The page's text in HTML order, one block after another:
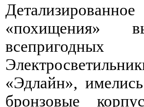
«похищения»
«Эдлайн»,
бронзовые